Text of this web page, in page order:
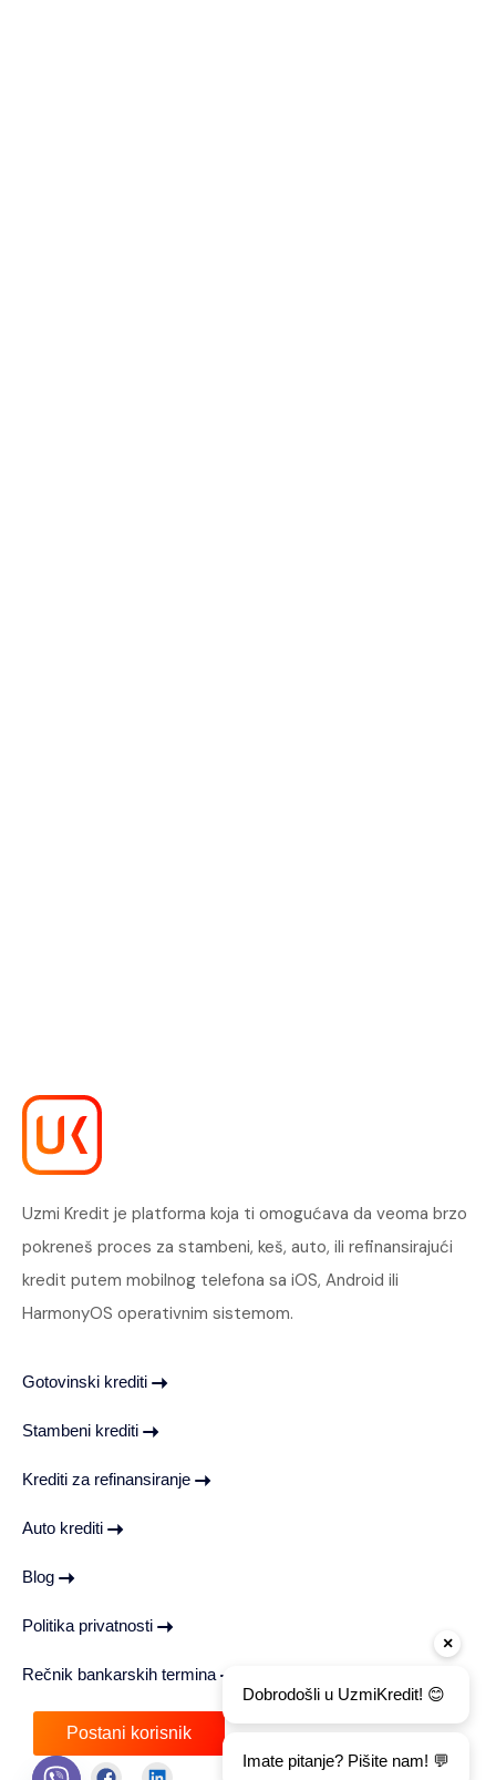
Uzmi Kredit je platforma koja ti omogućava da veoma brzo
pokreneš proces za stambeni, keš, auto, ili refinansirajući
kredit putem mobilnog telefona sa iOS, Android ili
HarmonyOS operativnim sistemom.
Gotovinski krediti
Stambeni krediti
Krediti za refinansiranje
Auto krediti
Blog
Politika privatnosti
Rečnik bankarskih termina
Postani korisnik
×
Dobrodošli u UzmiKredit! 😊
Imate pitanje? Pišite nam! 💬